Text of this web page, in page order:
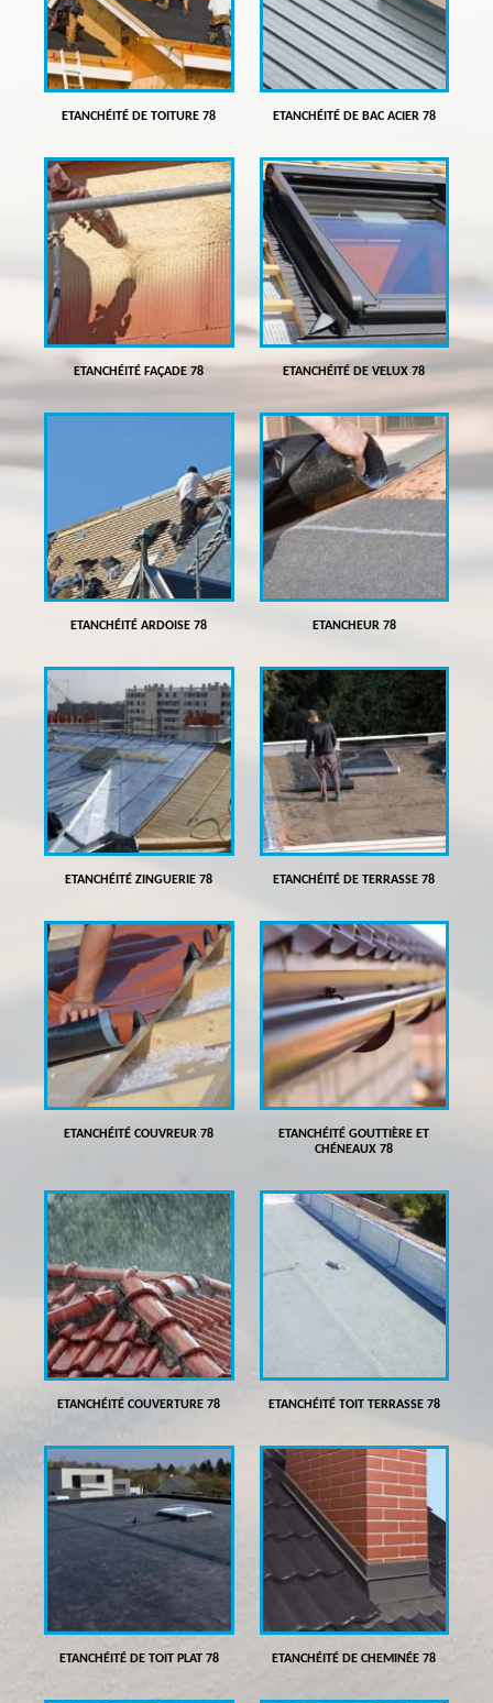
ETANCHÉITÉ DE TOITURE 78 ETANCHÉITÉ DE BAC ACIER 78
ETANCHÉITÉ FAÇADE 78 ETANCHÉITÉ DE VELUX 78
ETANCHÉITÉ ARDOISE 78 ETANCHEUR 78
ETANCHÉITÉ ZINGUERIE 78 ETANCHÉITÉ DE TERRASSE 78
ETANCHÉITÉ COUVREUR 78
ETANCHÉITÉ GOUTTIÈRE ET
CHÉNEAUX 78
ETANCHÉITÉ COUVERTURE 78 ETANCHÉITÉ TOIT TERRASSE 78
ETANCHÉITÉ DE TOIT PLAT 78 ETANCHÉITÉ DE CHEMINÉE 78